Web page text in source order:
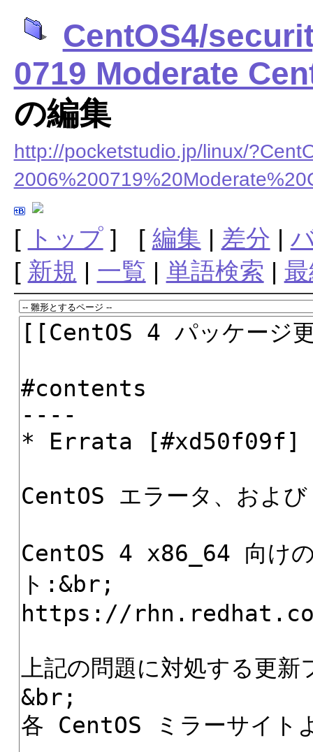
CentOS4/
0719 Moderate
の編集
http://pocketstudio.jp/linux/
[ トップ] [ 編集 | 差分 |
[ 新規 | 一覧 | 単語検索 |